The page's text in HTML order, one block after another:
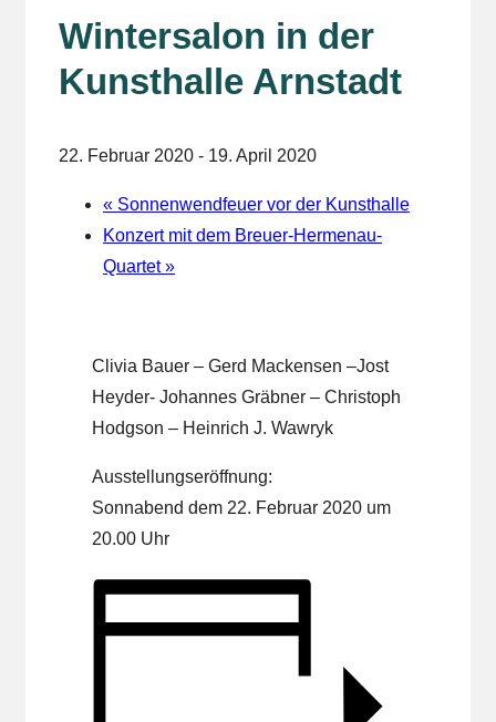
Wintersalon in der
Kunsthalle Arnstadt
22. Februar 2020 - 19. April 2020
« Sonnenwendfeuer vor der Kunsthalle
Konzert mit dem Breuer-Hermenau-
Quartet»
Clivia Bauer – Gerd Mackensen –Jost
Heyder- Johannes Gräbner – Christoph
Hodgson – Heinrich J. Wawryk
Ausstellungseröffnung:
Sonnabend dem 22. Februar 2020 um
20.00 Uhr